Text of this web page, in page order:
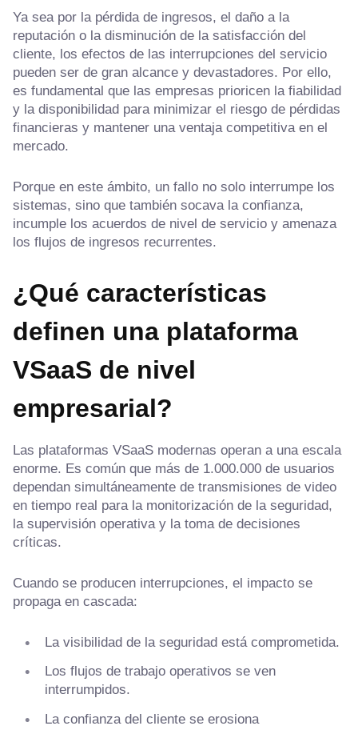
Ya sea por la pérdida de ingresos, el daño a la
reputación o la disminución de la satisfacción del
cliente, los efectos de las interrupciones del servicio
pueden ser de gran alcance y devastadores. Por ello,
es fundamental que las empresas prioricen la fiabilidad
y la disponibilidad para minimizar el riesgo de pérdidas
financieras y mantener una ventaja competitiva en el
mercado.
Porque en este ámbito, un fallo no solo interrumpe los
sistemas, sino que también socava la confianza,
incumple los acuerdos de nivel de servicio y amenaza
los flujos de ingresos recurrentes.
¿Qué características
definen una plataforma
VSaaS de nivel
empresarial?
Las plataformas VSaaS modernas operan a una escala
enorme. Es común que más de 1.000.000 de usuarios
dependan simultáneamente de transmisiones de video
en tiempo real para la monitorización de la seguridad,
la supervisión operativa y la toma de decisiones
críticas.
Cuando se producen interrupciones, el impacto se
propaga en cascada:
La visibilidad de la seguridad está comprometida.
Los flujos de trabajo operativos se ven
interrumpidos.
La confianza del cliente se erosiona